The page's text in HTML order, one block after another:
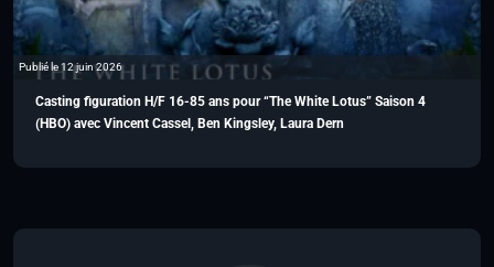
Publié le 12 juin 2026
Casting figuration H/F 16-85 ans pour “The White Lotus” Saison 4
(HBO) avec Vincent Cassel, Ben Kingsley, Laura Dern